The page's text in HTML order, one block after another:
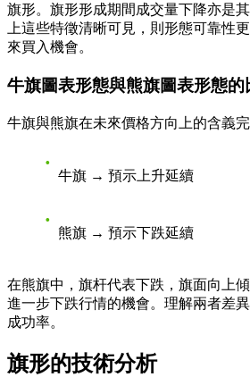
旗形。旗形形成期間成交量下降亦是
上這些特徵清晰可見，則形態可靠性
來買入機會。
牛旗圖表形態與熊旗圖表形態的
牛旗與熊旗在未來價格方向上的含義完
牛旗 → 預示上升延續
熊旗 → 預示下跌延續
在熊旗中，旗杆代表下跌，旗面向上
進一步下跌行情的機會。理解兩者差
成功率。
旗形的技術分析